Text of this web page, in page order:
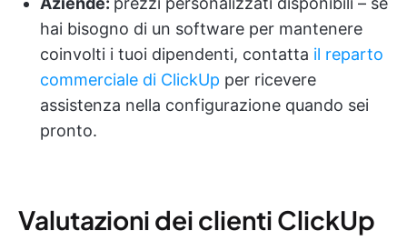
hai bisogno di un software per mantenere
coinvolti i tuoi dipendenti, contatta il reparto
commerciale di ClickUp per ricevere
assistenza nella configurazione quando sei
pronto.
Valutazioni dei clienti ClickUp